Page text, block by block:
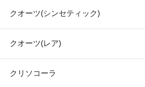
クオーツ(シンセティック)
クオーツ(レア)
クリソコーラ